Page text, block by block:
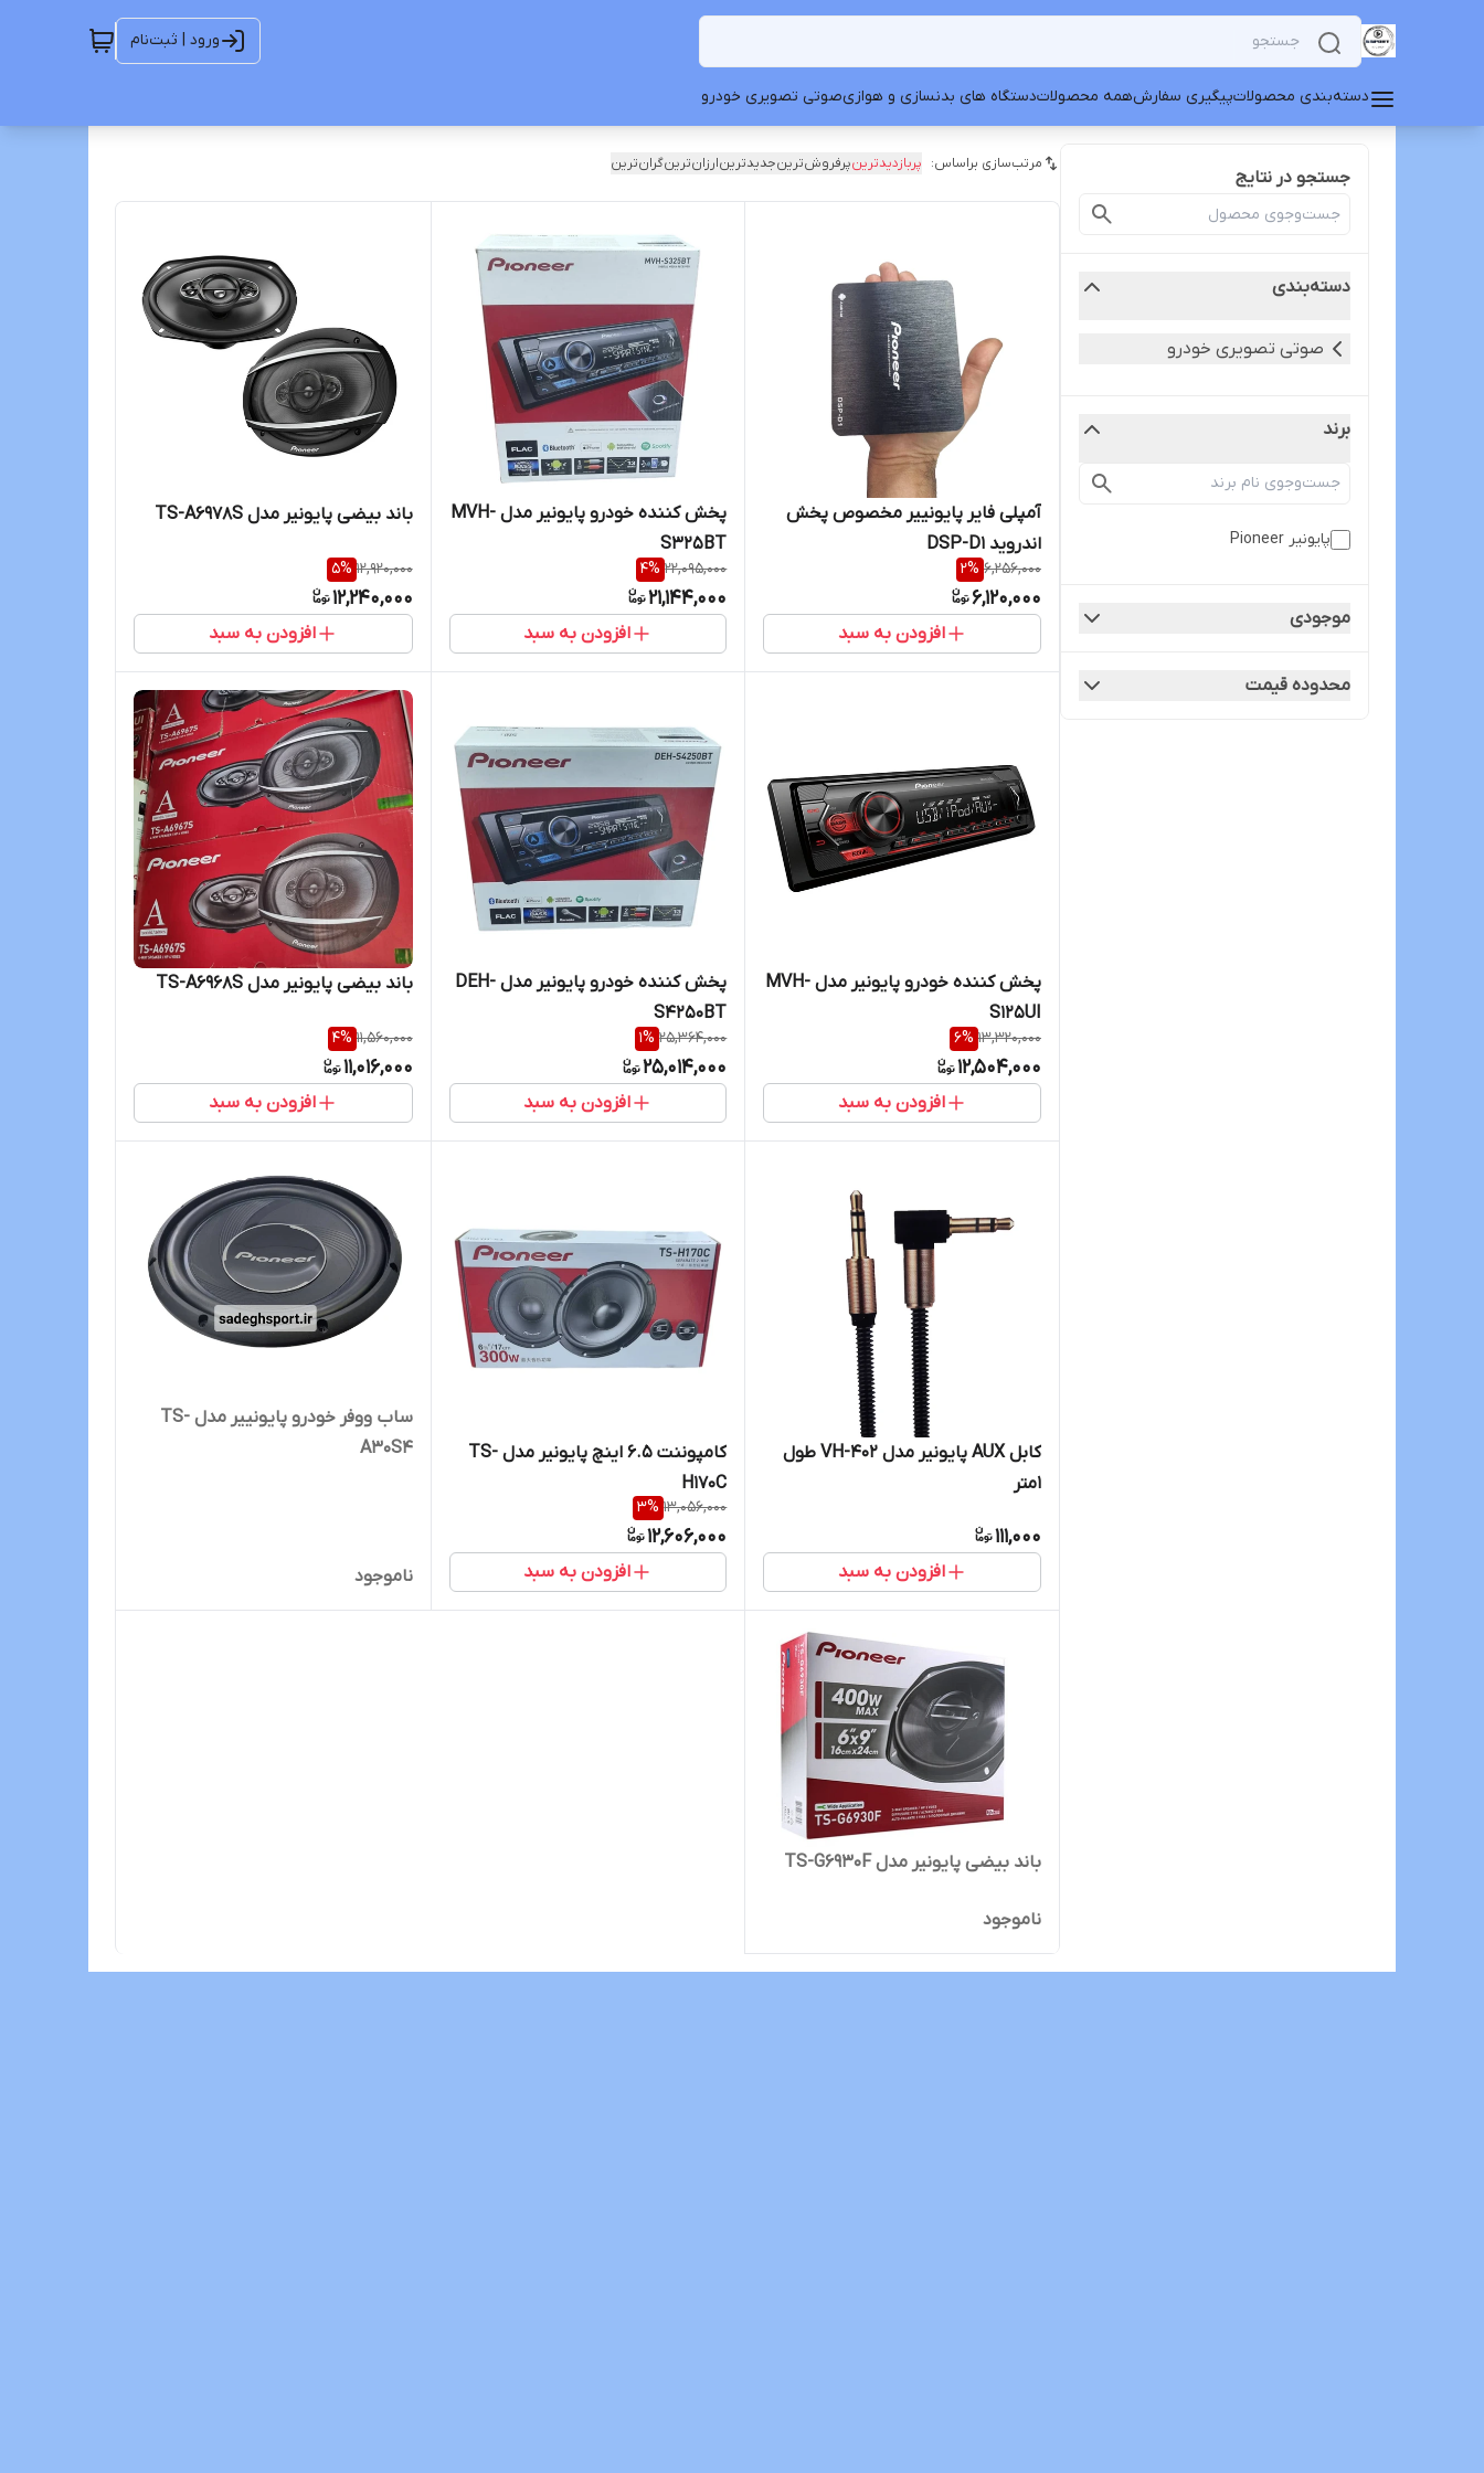
ورود | ثبت‌نام
دسته‌بندی محصولاتپیگیری سفارشهمه محصولاتدستگاه های بدنسازی و هوازیصوتی تصویری خودرو
جستجو در نتایج
دسته‌بندی
صوتی تصویری خودرو
برند
پایونیر Pioneer
موجودی
محدوده قیمت
مرتب‌سازی براساس: پربازدیدترینپرفروش‌ترینجدیدترینارزان‌ترینگران‌ترین
آمپلی فایر پایونییر مخصوص پخش
اندروید DSP-D1
6,256,000
2%
6,120,000
افزودن به سبد
پخش کننده خودرو پایونیر مدل MVH-
S325BT
22,095,000
4%
21,144,000
افزودن به سبد
باند بیضی پایونیر مدل TS-A6978S
12,920,000
5%
12,240,000
افزودن به سبد
پخش کننده خودرو پایونیر مدل MVH-
S125UI
13,320,000
6%
12,504,000
افزودن به سبد
پخش کننده خودرو پایونیر مدل DEH-
S4250BT
25,364,000
1%
25,014,000
افزودن به سبد
باند بیضی پایونیر مدل TS-A6968S
11,560,000
4%
11,016,000
افزودن به سبد
کابل AUX پایونیر مدل VH-402 طول
1متر
111,000
افزودن به سبد
کامپوننت 6.5 اینچ پایونیر مدل TS-
H170C
13,056,000
3%
12,606,000
افزودن به سبد
ساب ووفر خودرو پایونییر مدل TS-
A30S4
ناموجود
باند بیضی پایونیر مدل TS-G6930F
ناموجود